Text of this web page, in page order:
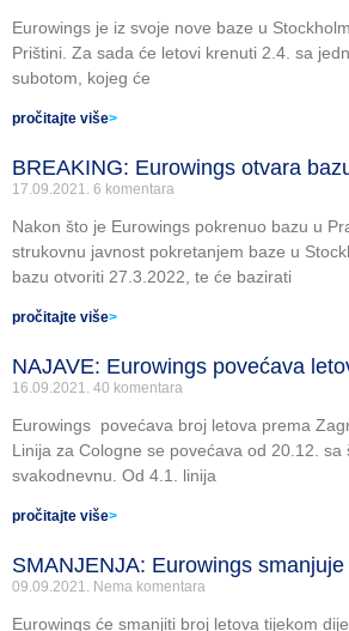
Eurowings je iz svoje nove baze u
Prištini. Za sada će letovi krenuti 2.4. sa
subotom, kojeg će
pročitajte više>
BREAKING: Eurowings otvara
17.09.2021. 6 komentara
Nakon što je Eurowings pokrenuo bazu u
strukovnu javnost pokretanjem baze u
bazu otvoriti 27.3.2022, te će bazirati
pročitajte više>
NAJAVE: Eurowings povećava
16.09.2021. 40 komentara
Eurowings povećava broj letova prema
Linija za Cologne se povećava od 20.12. sa
svakodnevnu. Od 4.1. linija
pročitajte više>
SMANJENJA: Eurowings
09.09.2021. Nema komentara
Eurowings će smanjiti broj letova tijekom